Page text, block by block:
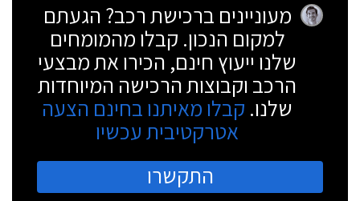
מעוניינים ברכישת רכב? הגעתם
למקום הנכון. קבלו מהמומחים
שלנו ייעוץ חינם, הכירו את מבצעי
הרכב וקבוצות הרכישה המיוחדות
שלנו. קבלו מאיתנו בחינם הצעה
אטרקטיבית עכשיו
התקשרו